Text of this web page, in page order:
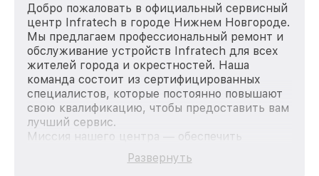
Добро пожаловать в официальный сервисный
центр Infratech в городе Нижнем Новгороде.
Мы предлагаем профессиональный ремонт и
обслуживание устройств Infratech для всех
жителей города и окрестностей. Наша
команда состоит из сертифицированных
специалистов, которые постоянно повышают
свою квалификацию, чтобы предоставить вам
лучший сервис.
Миссия нашего центра — обеспечить
качественный и доступный ремонт для
каждого пользователя продукции Infratech,
Развернуть